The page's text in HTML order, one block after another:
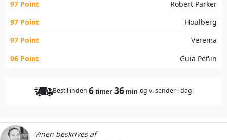
97 Point
Robert Parker
97 Point
Houlberg
97 Point
Verema
96 Point
Guia Peñin
Bestil inden 6timer36 min og vi sender i dag!
Vinen beskrives af